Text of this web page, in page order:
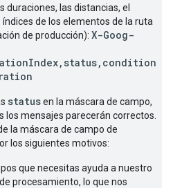
duraciones, las distancias, el
de los elementos de la ruta
de producción): X-Goog-
statusen la máscara de campo,
los mensajes parecerán correctos.
la máscara de campo de
los siguientes motivos:
que necesitas ayuda a nuestro
procesamiento, lo que nos